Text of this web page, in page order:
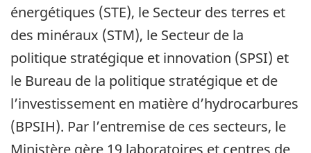
énergétiques (STE), le Secteur des terres et
des minéraux (STM), le Secteur de la
politique stratégique et innovation (SPSI) et
le Bureau de la politique stratégique et de
l’investissement en matière d’hydrocarbures
(BPSIH). Par l’entremise de ces secteurs, le
Ministère gère 19 laboratoires et centres de